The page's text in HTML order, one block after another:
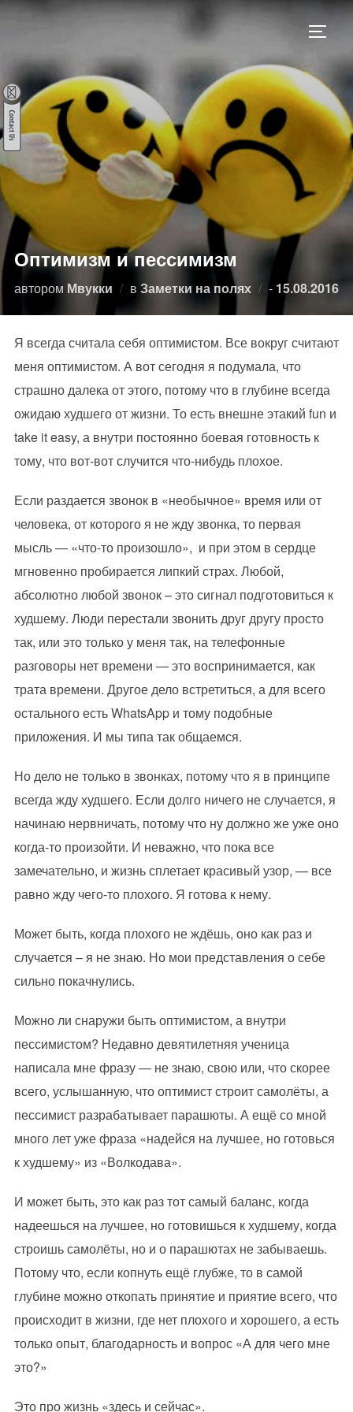
Перейти
Оптимизм и пессимизм
автором Мвукки в Заметки на полях - 15.08.2016
Я всегда считала себя оптимистом. Все вокруг считают
меня оптимистом. А вот сегодня я подумала, что
страшно далека от этого, потому что в глубине всегда
ожидаю худшего от жизни. То есть внешне этакий fun и
take it easy, а внутри постоянно боевая готовность к
тому, что вот-вот случится что-нибудь плохое.
Если раздается звонок в «необычное» время или от
человека, от которого я не жду звонка, то первая
мысль — «что-то произошло», и при этом в сердце
мгновенно пробирается липкий страх. Любой,
абсолютно любой звонок – это сигнал подготовиться к
худшему. Люди перестали звонить друг другу просто
так, или это только у меня так, на телефонные
разговоры нет времени — это воспринимается, как
трата времени. Другое дело встретиться, а для всего
остального есть WhatsApp и тому подобные
приложения. И мы типа так общаемся.
Но дело не только в звонках, потому что я в принципе
всегда жду худшего. Если долго ничего не случается, я
начинаю нервничать, потому что ну должно же уже оно
когда-то произойти. И неважно, что пока все
замечательно, и жизнь сплетает красивый узор, — все
равно жду чего-то плохого. Я готова к нему.
Может быть, когда плохого не ждёшь, оно как раз и
случается – я не знаю. Но мои представления о себе
сильно покачнулись.
Можно ли снаружи быть оптимистом, а внутри
пессимистом? Недавно девятилетняя ученица
написала мне фразу — не знаю, свою или, что скорее
всего, услышанную, что оптимист строит самолёты, а
пессимист разрабатывает парашюты. А ещё со мной
много лет уже фраза «надейся на лучшее, но готовься
к худшему» из «Волкодава».
И может быть, это как раз тот самый баланс, когда
надеешься на лучшее, но готовишься к худшему, когда
строишь самолёты, но и о парашютах не забываешь.
Потому что, если копнуть ещё глубже, то в самой
глубине можно откопать принятие и приятие всего, что
происходит в жизни, где нет плохого и хорошего, а есть
только опыт, благодарность и вопрос «А для чего мне
это?»
Это про жизнь «здесь и сейчас».